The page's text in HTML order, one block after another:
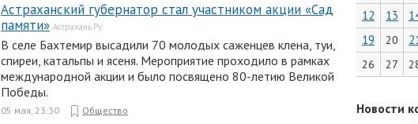
Астраханский губернатор стал участником акции «Сад
памяти» Астрахань.Ру
В селе Бахтемир высадили 70 молодых саженцев клена, туи,
спиреи, катальпы и ясеня. Мероприятие проходило в рамках
международной акции и было посвящено 80-летию Великой
Победы.
05 мая, 23:30 Общество
12
13
19
20
26
27
Новости